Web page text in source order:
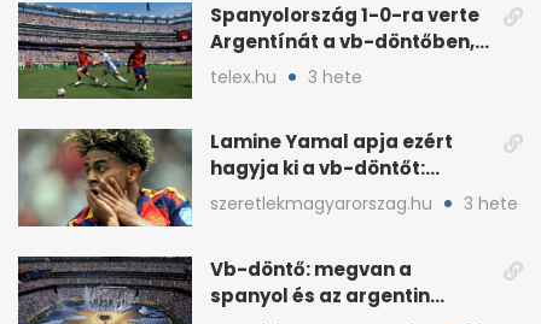
Spanyolország 1-0-ra verte
Argentínát a vb-döntőben,
hosszabbításban
telex.hu 3 hete
Lamine Yamal apja ezért
hagyja ki a vb-döntőt:
otthonról szurkol
szeretlekmagyarorszag.hu 3 hete
Vb-döntő: megvan a
spanyol és az argentin